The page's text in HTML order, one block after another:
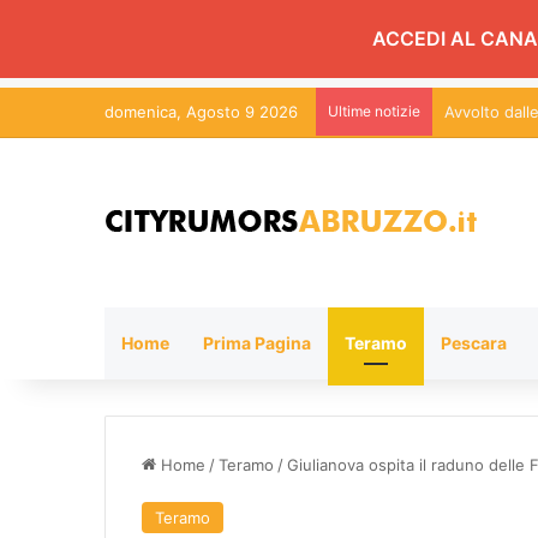
ACCEDI AL
domenica, Agosto 9 2026 Ultime notizie Avvolto
Home Prima Pagina Teramo Pescara
Home /Teramo /Giulianova ospita il raduno delle
Teramo